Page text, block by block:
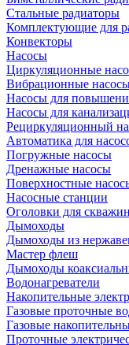
Стальные радиаторы
Комплектующие для
Конвекторы
Насосы
Циркуляционные
Вибрационные
Насосы для
Насосы для
Рециркуляционный
Автоматика для
Погружные насосы
Дренажные насосы
Поверхностные
Насосные станции
Оголовки для скважин
Дымоходы
Дымоходы из
Мастер флеш
Дымоходы
Водонагреватели
Накопительные
Газовые проточные
Газовые
Проточные